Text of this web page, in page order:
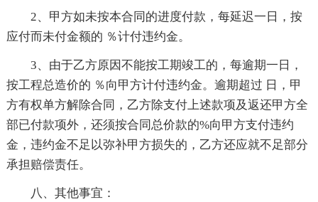
2、甲方如未按本合同的进度付款，每延迟一日，按
应付而未付金额的 ％计付违约金。
3、由于乙方原因不能按工期竣工的，每逾期一日，
按工程总造价的 ％向甲方计付违约金。逾期超过 日，甲
方有权单方解除合同，乙方除支付上述款项及返还甲方全
部已付款项外，还须按合同总价款的%向甲方支付违约
金，违约金不足以弥补甲方损失的，乙方还应就不足部分
承担赔偿责任。
八、其他事宜：